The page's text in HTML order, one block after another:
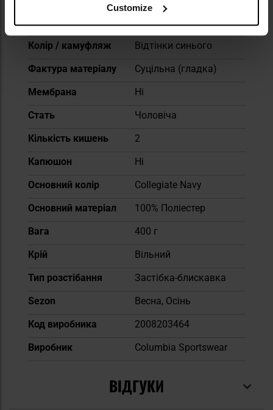
Customize
Стиль одягу
Спортивний
Колір / камуфляж
Відтінки синього
Фактура матеріалу
Суцільна (гладка)
Мембрана
Ні
Cтать
Чоловіча
Кількість кишень
2
Капюшон
Ні
Основний колір
Collegiate Navy
Основний матеріал
100% Поліестер
Вага
400 г
Крій
Вільний
Тип розстібання
Застібка-блискавка
Sezon
Весна, Осінь
Код виробника
2008203464
Виробник
Columbia Sportswear
ВІДГУКИ